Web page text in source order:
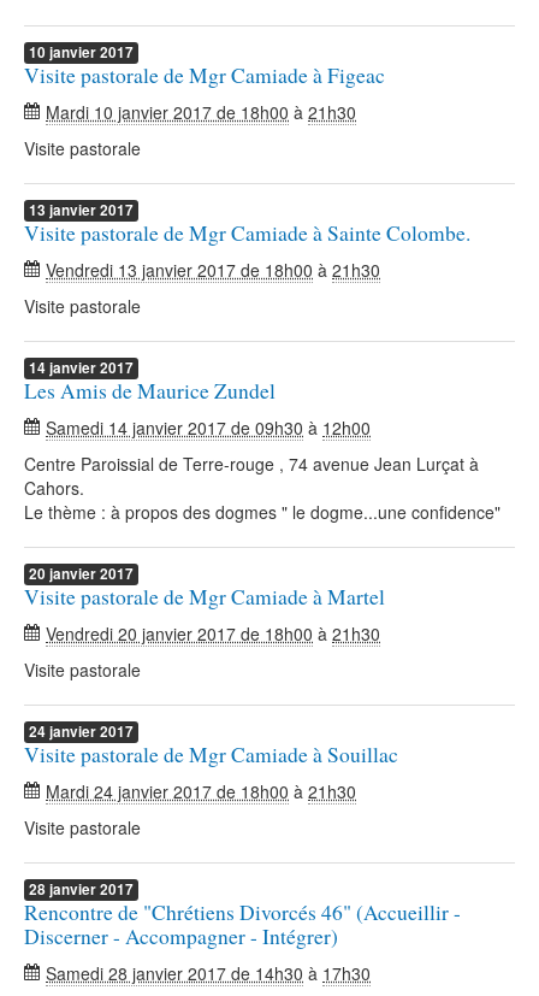
10 janvier2017
Visite pastorale de Mgr Camiade à Figeac
Mardi 10 janvier 2017 de 18h00 à 21h30
Visite pastorale
13 janvier2017
Visite pastorale de Mgr Camiade à Sainte Colombe.
Vendredi 13 janvier 2017 de 18h00 à 21h30
Visite pastorale
14janvier2017
Les Amis de Maurice Zundel
Samedi 14 janvier 2017 de 09h30 à 12h00
Centre Paroissial de Terre-rouge , 74 avenue Jean Lurçat à
Cahors.
Le thème : à propos des dogmes " le dogme...une confidence"
20 janvier2017
Visite pastorale de Mgr Camiade à Martel
Vendredi 20 janvier 2017 de 18h00 à 21h30
Visite pastorale
24janvier2017
Visite pastorale de Mgr Camiade à Souillac
Mardi 24 janvier 2017 de 18h00 à 21h30
Visite pastorale
28janvier2017
Rencontre de "Chrétiens Divorcés 46" (Accueillir -
Discerner - Accompagner - Intégrer)
Samedi 28 janvier 2017 de 14h30 à 17h30